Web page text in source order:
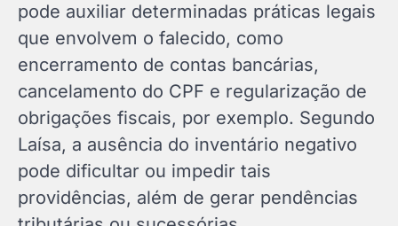
pode auxiliar determinadas práticas legais
que envolvem o falecido, como
encerramento de contas bancárias,
cancelamento do CPF e regularização de
obrigações fiscais, por exemplo. Segundo
Laísa, a ausência do inventário negativo
pode dificultar ou impedir tais
providências, além de gerar pendências